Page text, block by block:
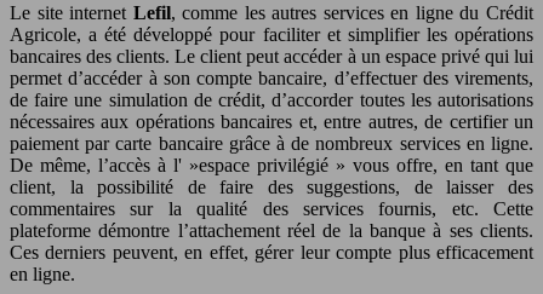
Le site internet Lefil, comme les autres services en ligne du Crédit
Agricole, a été développé pour faciliter et simplifier les opérations
bancaires des clients. Le client peut accéder à un espace privé qui lui
permet d’accéder à son compte bancaire, d’effectuer des virements,
de faire une simulation de crédit, d’accorder toutes les autorisations
nécessaires aux opérations bancaires et, entre autres, de certifier un
paiement par carte bancaire grâce à de nombreux services en ligne.
De même, l’accès à l' »espace privilégié » vous offre, en tant que
client, la possibilité de faire des suggestions, de laisser des
commentaires sur la qualité des services fournis, etc. Cette
plateforme démontre l’attachement réel de la banque à ses clients.
Ces derniers peuvent, en effet, gérer leur compte plus efficacement
en ligne.